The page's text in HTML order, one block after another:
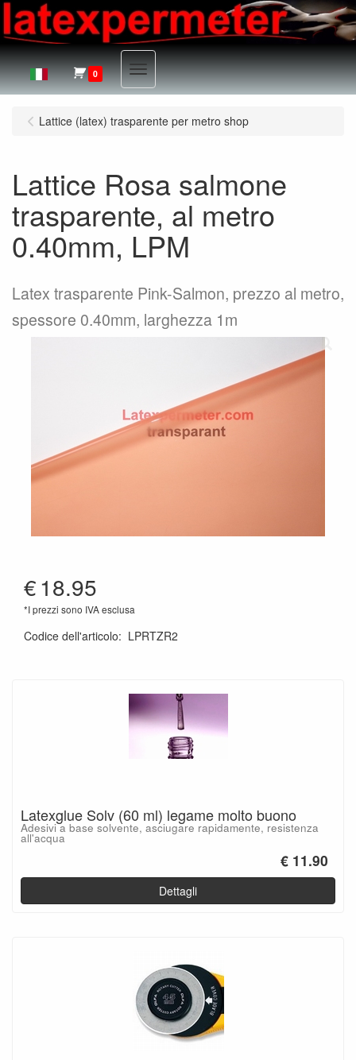
0 Menu
Lattice (latex) trasparente per metro shop
Lattice Rosa salmone
trasparente, al metro
0.40mm, LPM
Latex trasparente Pink-Salmon, prezzo al metro,
spessore 0.40mm, larghezza 1m
€18.95
*I prezzi sono IVA esclusa
Codice dell'articolo: LPRTZR2
Latexglue Solv (60 ml) legame molto buono
Adesivi a base solvente, asciugare rapidamente, resistenza
all'acqua
€ 11.90
Dettagli